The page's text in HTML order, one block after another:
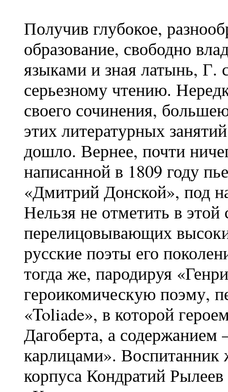
Получив глубокое,
образование, свободно
языками и зная латынь, Г.
серьезному чтению.
своего сочинения,
этих литературных
дошло. Вернее, почти
написанной в 1809 году
«Дмитрий Донской», под
Нельзя не отметить в
перелицовывающих
русские поэты его
тогда же, пародируя
героикомическую поэму,
«Toliade», в которой
Дагоберта, а
карлицами». Воспитанник
корпуса Кондратий